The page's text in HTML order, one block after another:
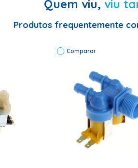
BWQ22C-BWQ22C-BWQ22D-BWQ22D-
Quem viu, viu
Produtos frequentemente
Comparar